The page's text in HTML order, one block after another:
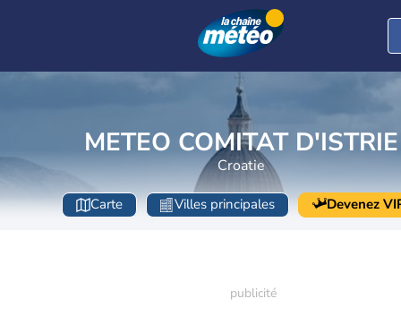
METEO COMITAT D'ISTRIE
Croatie
Carte Villes principales Devenez